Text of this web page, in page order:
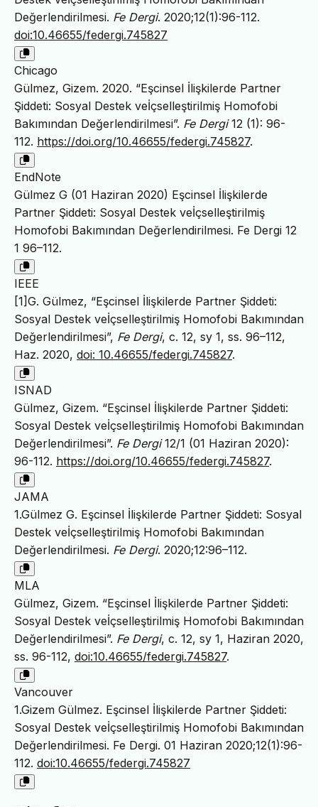
Değerlendirilmesi. Fe Dergi. 2020;12(1):96-112.
doi:10.46655/federgi.745827
Chicago
Gülmez, Gizem. 2020. “Eşcinsel İlişkilerde Partner
Şiddeti: Sosyal Destek veİçselleştirilmiş Homofobi
Bakımından Değerlendirilmesi”. Fe Dergi12 (1): 96-
112. https://doi.org/10.46655/federgi.745827.
EndNote
Gülmez G (01 Haziran 2020) Eşcinsel İlişkilerde
Partner Şiddeti: Sosyal Destek veİçselleştirilmiş
Homofobi Bakımından Değerlendirilmesi. Fe Dergi 12
1 96–112.
IEEE
[1]G. Gülmez, “Eşcinsel İlişkilerde Partner Şiddeti:
Sosyal Destek veİçselleştirilmiş Homofobi Bakımından
Değerlendirilmesi”, Fe Dergi, c. 12, sy 1, ss. 96–112,
Haz. 2020, doi: 10.46655/federgi.745827.
ISNAD
Gülmez, Gizem. “Eşcinsel İlişkilerde Partner Şiddeti:
Sosyal Destek veİçselleştirilmiş Homofobi Bakımından
Değerlendirilmesi”. Fe Dergi12/1 (01 Haziran 2020):
96-112. https://doi.org/10.46655/federgi.745827.
JAMA
1.Gülmez G. Eşcinsel İlişkilerde Partner Şiddeti: Sosyal
Destek veİçselleştirilmiş Homofobi Bakımından
Değerlendirilmesi. Fe Dergi. 2020;12:96–112.
MLA
Gülmez, Gizem. “Eşcinsel İlişkilerde Partner Şiddeti:
Sosyal Destek veİçselleştirilmiş Homofobi Bakımından
Değerlendirilmesi”. Fe Dergi, c. 12, sy 1, Haziran 2020,
ss. 96-112, doi:10.46655/federgi.745827.
Vancouver
1.Gizem Gülmez. Eşcinsel İlişkilerde Partner Şiddeti:
Sosyal Destek veİçselleştirilmiş Homofobi Bakımından
Değerlendirilmesi. Fe Dergi. 01 Haziran 2020;12(1):96-
112. doi:10.46655/federgi.745827